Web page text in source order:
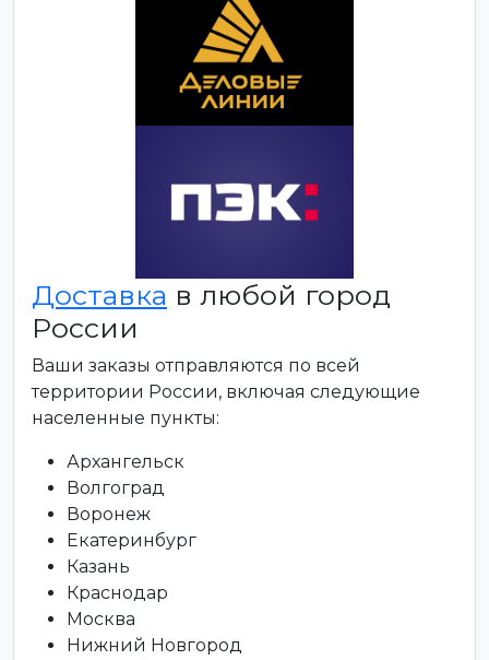
Доставка в любой город
России
Ваши заказы отправляются по всей
территории России, включая следующие
населенные пункты:
Архангельск
Волгоград
Воронеж
Екатеринбург
Казань
Краснодар
Москва
Нижний Новгород